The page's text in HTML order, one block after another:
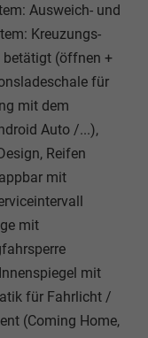
Ausweich- und
Kreuzungs-
betätigt (öffnen +
für
mit dem
Auto /...),
Reifen
mit
mit
mit
für Fahrlicht /
(Coming Home,